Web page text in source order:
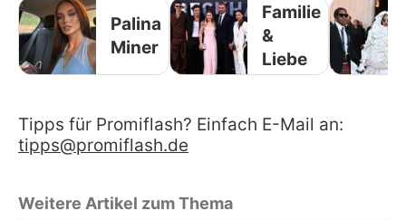
Palina
Miner
Familie
&
Liebe
Tipps für Promiflash? Einfach E-Mail an:
tipps@promiflash.de
Weitere Artikel zum Thema